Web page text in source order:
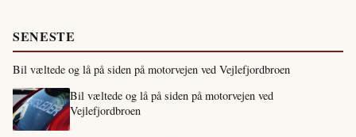
SENESTE
Bil væltede og lå på siden på motorvejen ved Vejlefjordbroen
Bil væltede og lå på siden på motorvejen ved
Vejlefjordbroen